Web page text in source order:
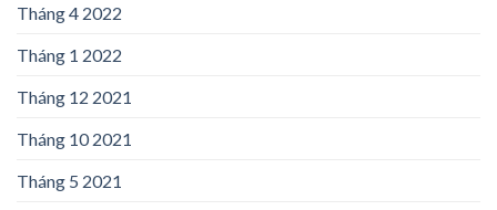
Tháng 4 2022
Tháng 1 2022
Tháng 12 2021
Tháng 10 2021
Tháng 5 2021